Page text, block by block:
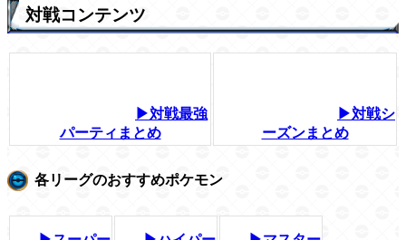
対戦コンテンツ
▶対戦最強
パーティまとめ
▶対戦シ
ーズンまとめ
各リーグのおすすめポケモン